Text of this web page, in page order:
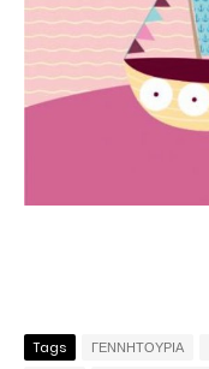
Tags ΓΕΝΝΗΤΟΥΡΙΑ